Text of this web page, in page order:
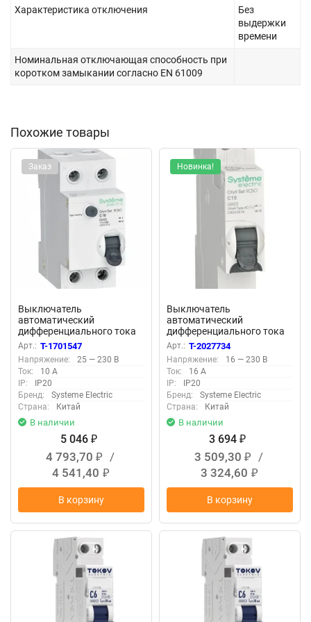
Характеристика отключения
Без
выдержки
времени
Номинальная отключающая способность при
коротком замыкании согласно EN 61009
Похожие товары
Заказ
Выключатель
автоматический
дифференциального тока
2п (1P+N) C 10А 10мА тип A
4.5кА City9 Set 230В SE
C9D51610
Арт.: T-1701547
Напряжение:
25 — 230 В
Ток:
10 А
IP:
IP20
Бренд:
Systeme Electric
Страна:
Китай
В наличии
5 046 ₽
4 793,70 ₽
/
4 541,40 ₽
В корзину
Новинка!
Выключатель
автоматический
дифференциального тока
2п (1P+N) C 16А 30мА тип
AC 4.5кА City9 18мм SE
C9D33616
Арт.: T-2027734
Напряжение:
16 — 230 В
Ток:
16 А
IP:
IP20
Бренд:
Systeme Electric
Страна:
Китай
В наличии
3 694 ₽
3 509,30 ₽
/
3 324,60 ₽
В корзину